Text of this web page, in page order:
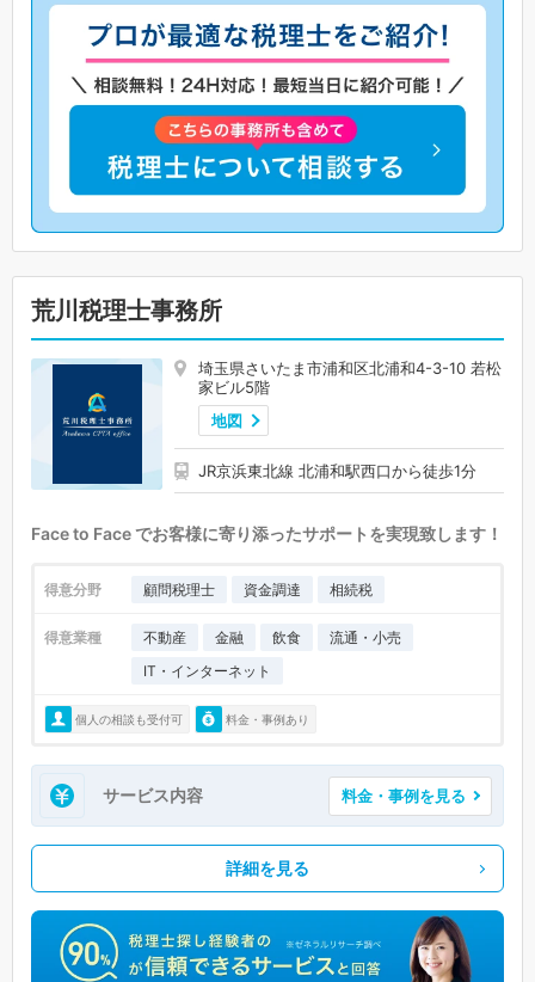
荒川税理士事務所
埼玉県さいたま市浦和区北浦和4-3-10 若松
家ビル5階
地図
JR京浜東北線 北浦和駅西口から徒歩1分
Face to Face でお客様に寄り添ったサポートを実現致します！
得意分野 顧問税理士 資金調達 相続税
得意業種 不動産 金融 飲食
流通・小売
IT・インターネット
個人の相談も受付可 料金・事例あり
サービス内容 料金・事例を見る
詳細を見る